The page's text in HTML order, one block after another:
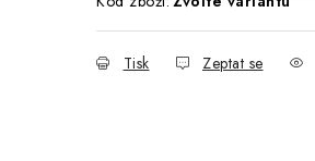
Tisk Zeptat se